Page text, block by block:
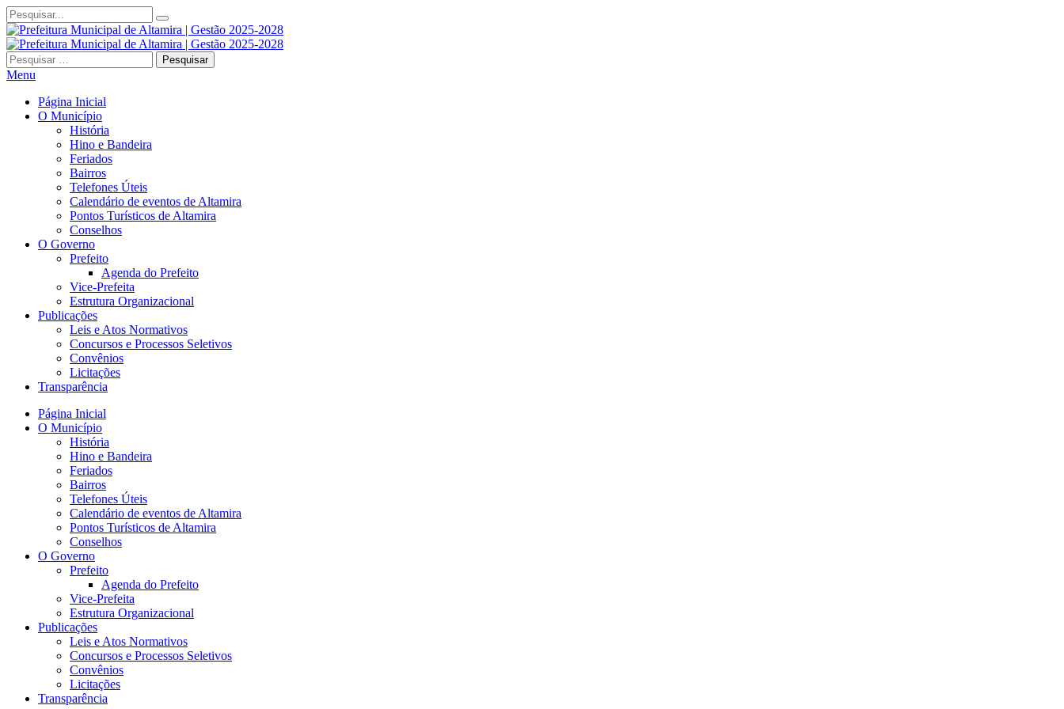
Pesquisar
por:
Menu
Página Inicial
O Município
História
Hino e Bandeira
Feriados
Bairros
Telefones Úteis
Calendário de eventos de Altamira
Pontos Turísticos de Altamira
Conselhos
O Governo
Prefeito
Agenda do Prefeito
Vice-Prefeita
Estrutura Organizacional
Publicações
Leis e Atos Normativos
Concursos e Processos Seletivos
Convênios
Licitações
Transparência
Página Inicial
O Município
História
Hino e Bandeira
Feriados
Bairros
Telefones Úteis
Calendário de eventos de Altamira
Pontos Turísticos de Altamira
Conselhos
O Governo
Prefeito
Agenda do Prefeito
Vice-Prefeita
Estrutura Organizacional
Publicações
Leis e Atos Normativos
Concursos e Processos Seletivos
Convênios
Licitações
Transparência